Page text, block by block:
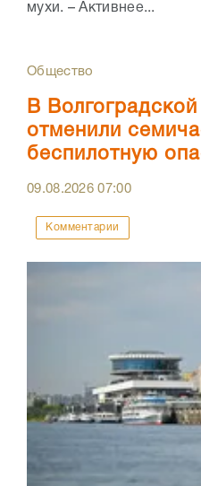
мухи. – Активнее...
Общество
В
отменили
беспилотную
09.08.202607:00
Комментарии